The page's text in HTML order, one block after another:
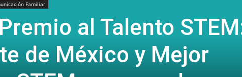
Familiar
al Talento
de México y Mejor